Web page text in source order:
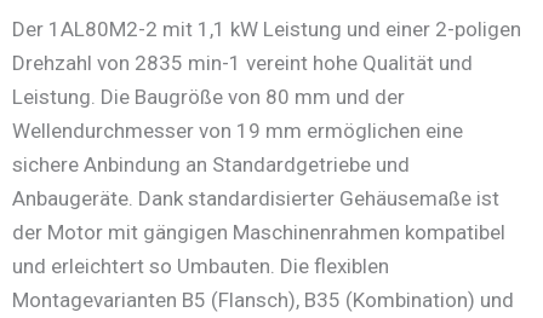
Der 1AL80M2-2 mit 1,1 kW Leistung und einer 2-poligen
Drehzahl von 2835 min-1 vereint hohe Qualität und
Leistung. Die Baugröße von 80 mm und der
Wellendurchmesser von 19 mm ermöglichen eine
sichere Anbindung an Standardgetriebe und
Anbaugeräte. Dank standardisierter Gehäusemaße ist
der Motor mit gängigen Maschinenrahmen kompatibel
und erleichtert so Umbauten. Die flexiblen
Montagevarianten B5 (Flansch), B35 (Kombination) und